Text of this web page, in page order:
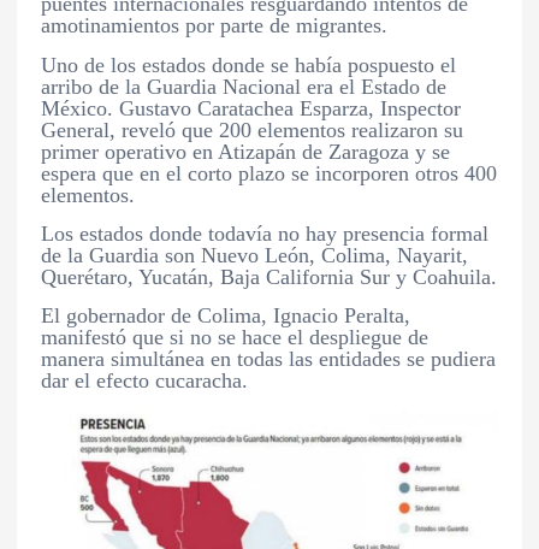
amotinamientos por parte de migrantes.
Uno de los estados donde se había pospuesto el
arribo de la Guardia Nacional era el Estado de
México. Gustavo Caratachea Esparza, Inspector
General, reveló que 200 elementos realizaron su
primer operativo en Atizapán de Zaragoza y se
espera que en el corto plazo se incorporen otros 400
elementos.
Los estados donde todavía no hay presencia formal
de la Guardia son Nuevo León, Colima, Nayarit,
Querétaro, Yucatán, Baja California Sur y Coahuila.
El gobernador de Colima, Ignacio Peralta,
manifestó que si no se hace el despliegue de
manera simultánea en todas las entidades se pudiera
dar el efecto cucaracha.